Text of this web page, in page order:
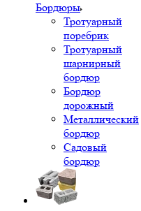
Бордюры
Тротуарный
поребрик
Тротуарный
шарнирный
бордюр
Бордюр
дорожный
Металлический
бордюр
Садовый
бордюр